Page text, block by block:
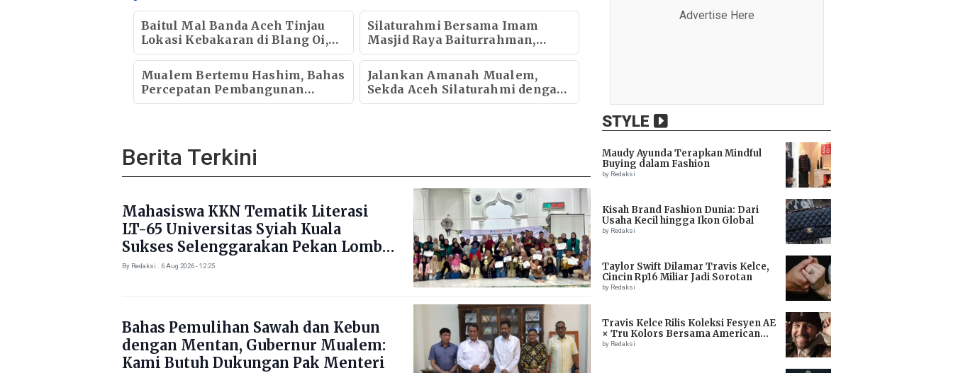
Baitul Mal Banda Aceh Tinjau
Lokasi Kebakaran di Blang Oi,
Pastikan Korban Mendapat
Dukungan Kebutuhan Pokok
Silaturahmi Bersama Imam
Masjid Raya Baiturrahman,
Wagub Aceh Perkuat Sinergi
dengan Ulama
Mualem Bertemu Hashim, Bahas
Percepatan Pembangunan
Ekonomi Aceh
Jalankan Amanah Mualem,
Sekda Aceh Silaturahmi dengan
Kapolda Aceh
Berita Terkini
Mahasiswa KKN Tematik Literasi
LT-65 Universitas Syiah Kuala
Sukses Selenggarakan Pekan Lomba
Literasi di Gampong Rhieng Blang
By Redaksi . 6 Aug 2026 - 12:25
Bahas Pemulihan Sawah dan Kebun
dengan Mentan, Gubernur Mualem:
Kami Butuh Dukungan Pak Menteri
Advertise Here
STYLE
Maudy Ayunda Terapkan Mindful
Buying dalam Fashion
by Redaksi
Kisah Brand Fashion Dunia: Dari
Usaha Kecil hingga Ikon Global
by Redaksi
Taylor Swift Dilamar Travis Kelce,
Cincin Rp16 Miliar Jadi Sorotan
by Redaksi
Travis Kelce Rilis Koleksi Fesyen AE
× Tru Kolors Bersama American
Eagle
by Redaksi